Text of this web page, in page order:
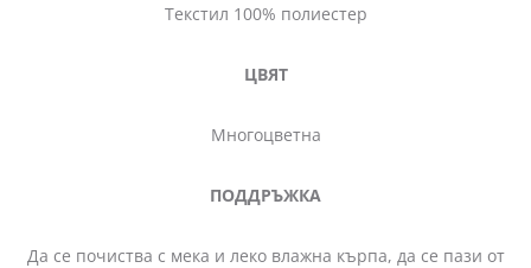
Текстил 100% полиестер
ЦВЯТ
Многоцветна
ПОДДРЪЖКА
Да се почиства с мека и леко влажна кърпа, да се пази от